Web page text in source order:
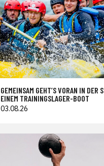
GEMEINSAM GEHT’S VORAN IN DER
EINEM TRAININGSLAGER-BOOT
03.08.26